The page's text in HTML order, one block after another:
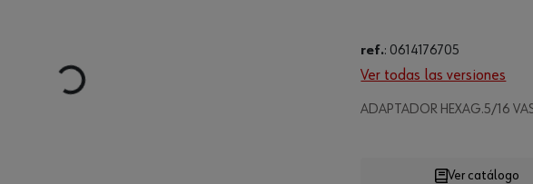
Loading... ref.: 0614176705
Ver todas las versiones
ADAPTADOR HEXAG.5/16
Loading...
Ver catálogo